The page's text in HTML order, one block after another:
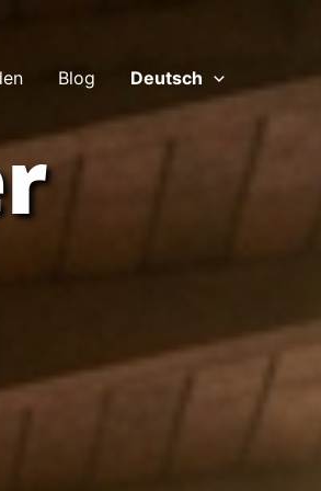
Blog Deutsch